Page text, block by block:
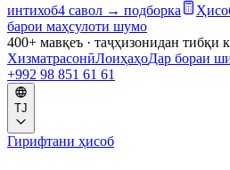
интихоб4 савол → подборка
барои маҳсулоти шумо
400+ мавқеъ · таҷҳизонидан тибқи
ХизматрасонӣЛоиҳаҳоДар бораи
+992 98 851 61 61
TJ
Гирифтани ҳисоб